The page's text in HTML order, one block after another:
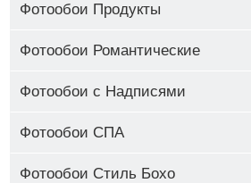
Фотообои Продукты
Фотообои Романтические
Фотообои с Надписями
Фотообои СПА
Фотообои Стиль Бохо